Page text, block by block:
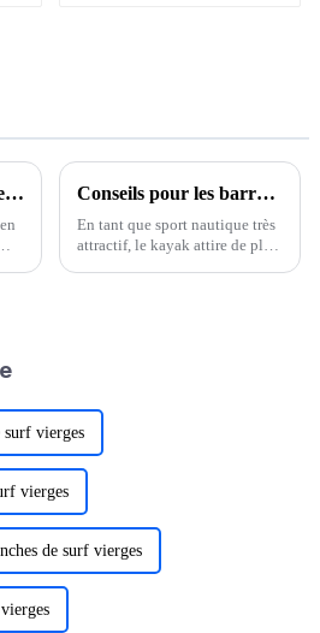
Les différences entre le kayak et le canoë Conseils pour les barres de toit de kayak : commencez une nouvelle aventure aquatique
En tant que sport nautique très
attractif, le kayak attire de plus
surf vierges
vierges
de surf vierges